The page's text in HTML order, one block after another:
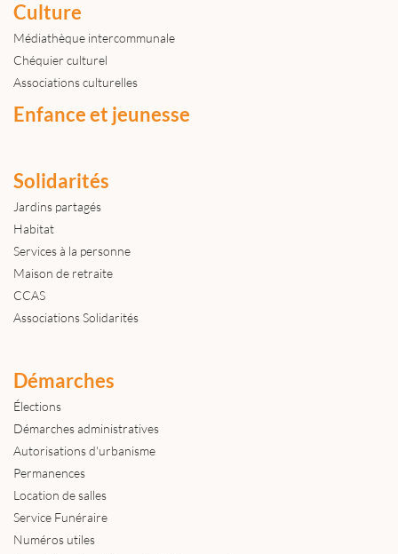
Culture
Médiathèque intercommunale
Chéquier culturel
Associations culturelles
Enfance et jeunesse
Solidarités
Jardins partagés
Habitat
Services à la personne
Maison de retraite
CCAS
Associations Solidarités
Démarches
Élections
Démarches administratives
Autorisations d'urbanisme
Permanences
Location de salles
Service Funéraire
Numéros utiles